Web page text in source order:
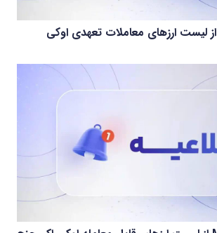
حذف ارز STORJ از لیست ارزهای معاملات تعهدی اوکی